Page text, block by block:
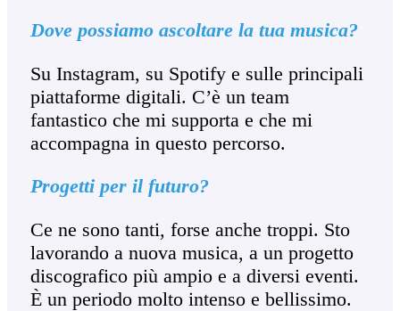
Dove possiamo ascoltare la tua musica?
Su Instagram, su Spotify e sulle principali
piattaforme digitali. C’è un team
fantastico che mi supporta e che mi
accompagna in questo percorso.
Progetti per il futuro?
Ce ne sono tanti, forse anche troppi. Sto
lavorando a nuova musica, a un progetto
discografico più ampio e a diversi eventi.
È un periodo molto intenso e bellissimo.